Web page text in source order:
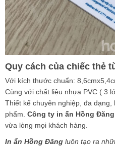
Quy cách của chiếc thẻ
Với kích thước chuẩn:
Cùng với chất liệu nhựa PVC ( 3
Thiết kế chuyên nghiệp, đa
phẩm. Công ty in ấn Hồng Đăng
vừa lòng mọi khách hàng.
In ấn Hồng Đăng luôn tạo ra